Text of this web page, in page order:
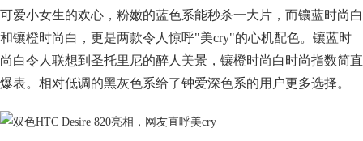
可爱小女生的欢心，粉嫩的蓝色系能秒杀一大片，而镶蓝时尚白
和镶橙时尚白，更是两款令人惊呼"美cry"的心机配色。镶蓝时
尚白令人联想到圣托里尼的醉人美景，镶橙时尚白时尚指数简直
爆表。相对低调的黑灰色系给了钟爱深色系的用户更多选择。